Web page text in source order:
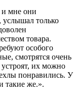
и мне они
услышал только
товара.
особого
смотрятся очень
их можно
понравились. У
такие же.».